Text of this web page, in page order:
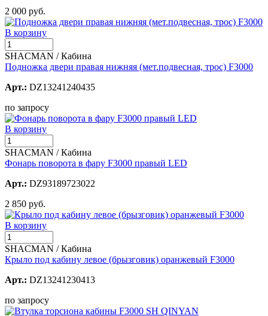
2 000 руб.
В корзину
SHACMAN / Кабина
Подножка двери правая нижняя (мет.подвесная, трос) F3000
Арт.: DZ13241240435
по запросу
В корзину
SHACMAN / Кабина
Фонарь поворота в фару F3000 правый LED
Арт.: DZ93189723022
2 850 руб.
В корзину
SHACMAN / Кабина
Крыло под кабину левое (брызговик) оранжевый F3000
Арт.: DZ13241230413
по запросу